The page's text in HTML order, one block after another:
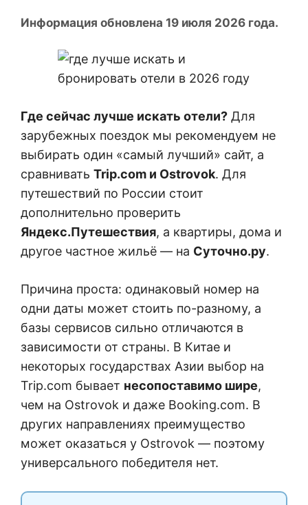
Информация обновлена 19 июля 2026 года.
Где сейчас лучше искать отели? Для
зарубежных поездок мы рекомендуем не
выбирать один «самый лучший» сайт, а
сравнивать Trip.com и Ostrovok. Для
путешествий по России стоит
дополнительно проверить
Яндекс.Путешествия, а квартиры, дома и
другое частное жильё — на Суточно.ру.
Причина проста: одинаковый номер на
одни даты может стоить по-разному, а
базы сервисов сильно отличаются в
зависимости от страны. В Китае и
некоторых государствах Азии выбор на
Trip.com бывает несопоставимо шире,
чем на Ostrovok и даже Booking.com. В
других направлениях преимущество
может оказаться у Ostrovok — поэтому
универсального победителя нет.